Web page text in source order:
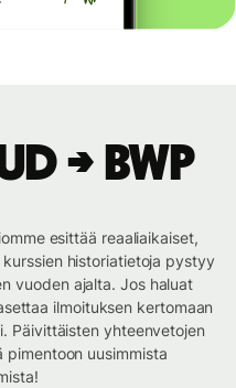
→ BWP
esittää reaaliaikaiset,
historiatietoja pystyy
vuoden ajalta. Jos haluat
ilmoituksen kertomaan
Päivittäisten yhteenvetojen
pimentoon uusimmista